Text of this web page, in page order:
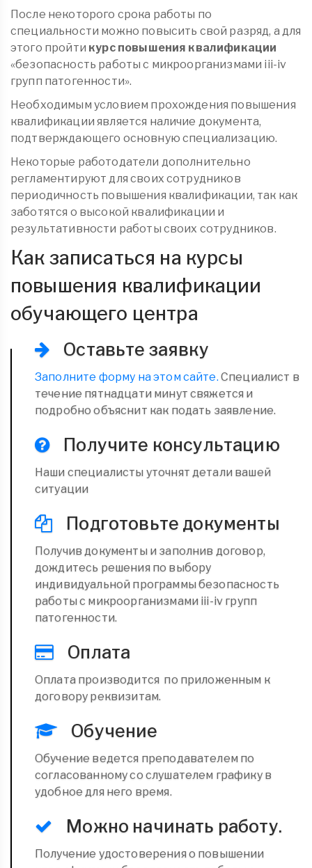
После некоторого срока работы по
специальности можно повысить свой разряд, а для
этого пройти курс повышения квалификации
«безопасность работы с микроорганизмами iii-iv
групп патогенности».
Необходимым условием прохождения повышения
квалификации является наличие документа,
подтверждающего основную специализацию.
Некоторые работодатели дополнительно
регламентируют для своих сотрудников
периодичность повышения квалификации, так как
заботятся о высокой квалификации и
результативности работы своих сотрудников.
Как записаться на курсы
повышения квалификации
обучающего центра
Оставьте заявку
Заполните форму на этом сайте. Специалист в
течение пятнадцати минут свяжется и
подробно объяснит как подать заявление.
Получите консультацию
Наши специалисты уточнят детали вашей
ситуации
Подготовьте документы
Получив документы и заполнив договор,
дождитесь решения по выбору
индивидуальной программы безопасность
работы с микроорганизмами iii-iv групп
патогенности.
Оплата
Оплата производится по приложенным к
договору реквизитам.
Обучение
Обучение ведется преподавателем по
согласованному со слушателем графику в
удобное для него время.
Можно начинать работу.
Получение удостоверения о повышении